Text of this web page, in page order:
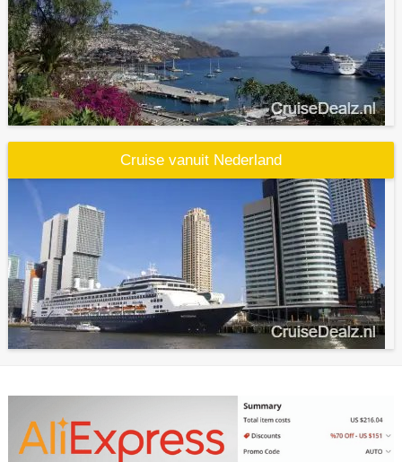
Cruise vanuit Nederland